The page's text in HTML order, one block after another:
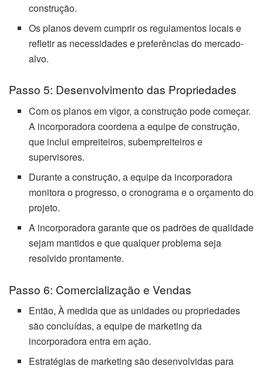
construção.
Os planos devem cumprir os regulamentos locais e
refletir as necessidades e preferências do mercado-
alvo.
Passo 5: Desenvolvimento das Propriedades
Com os planos em vigor, a construção pode começar.
A incorporadora coordena a equipe de construção,
que inclui empreiteiros, subempreiteiros e
supervisores.
Durante a construção, a equipe da incorporadora
monitora o progresso, o cronograma e o orçamento do
projeto.
A incorporadora garante que os padrões de qualidade
sejam mantidos e que qualquer problema seja
resolvido prontamente.
Passo 6: Comercialização e Vendas
Então, À medida que as unidades ou propriedades
são concluídas, a equipe de marketing da
incorporadora entra em ação.
Estratégias de marketing são desenvolvidas para